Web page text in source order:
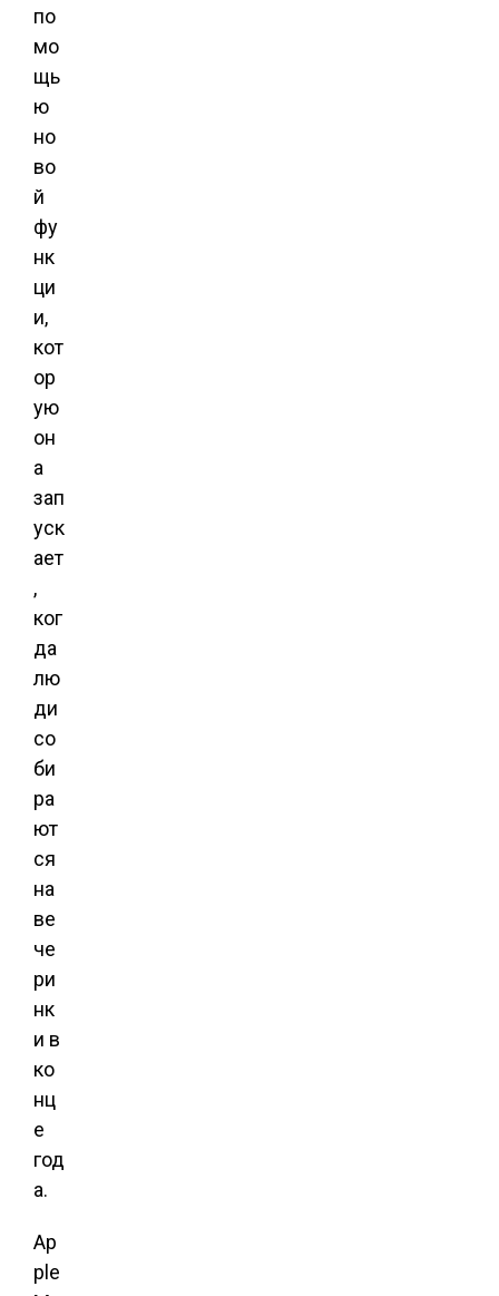
по
мо
щь
ю
но
во
й
фу
нк
ци
и,
кот
ор
ую
он
а
зап
уск
ает
,
ког
да
лю
ди
со
би
ра
ют
ся
на
ве
че
ри
нк
и в
ко
нц
е
год
а.
Ap
ple